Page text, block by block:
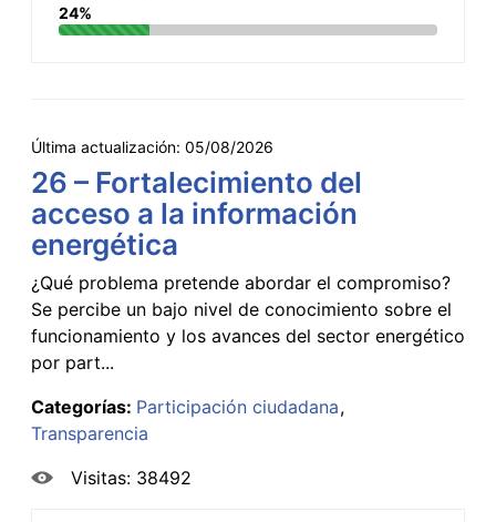
24%
Última actualización: 05/08/2026
26 – Fortalecimiento del
acceso a la información
energética
¿Qué problema pretende abordar el compromiso?
Se percibe un bajo nivel de conocimiento sobre el
funcionamiento y los avances del sector energético
por part...
Categorías: Participación ciudadana
Transparencia
Visitas: 38492